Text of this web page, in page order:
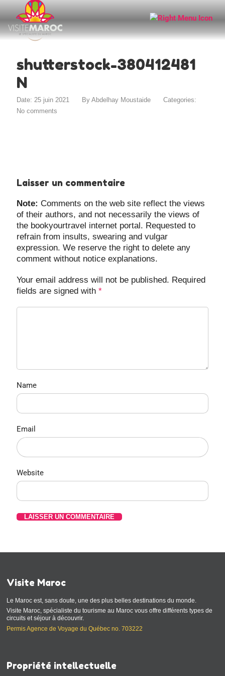
shutterstock-380412481
N
Date: 25 juin 2021 ByAbdelhay Moustaide
Categories:
No comments
Laisser un commentaire
Note: Comments on the web site reflect the views
of their authors, and not necessarily the views of
the bookyourtravel internet portal. Requested to
refrain from insults, swearing and vulgar
expression. We reserve the right to delete any
comment without notice explanations.
Your email address will not be published. Required
fields are signed with*
Name
Email
Website
Visite Maroc
Le Maroc est, sans doute, une des plus belles destinations du monde.
Visite Maroc, spécialiste du tourisme au Maroc vous offre différents types de
circuits et séjour à découvrir.
Permis Agence de Voyage du Québec no. 703222
Propriété intellectuelle